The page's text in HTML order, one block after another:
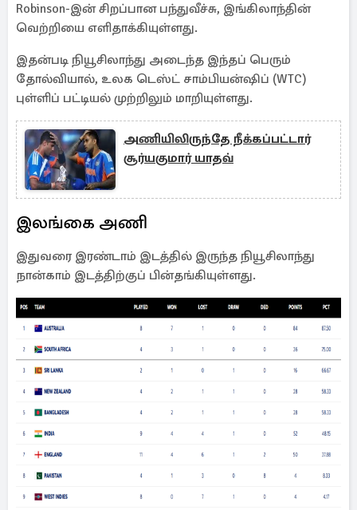
Robinson-இன் சிறப்பான பந்துவீச்சு, இங்கிலாந்தின்
வெற்றியை எளிதாக்கியுள்ளது.
இதன்படி நியூசிலாந்து அடைந்த இந்தப் பெரும்
தோல்வியால், உலக டெஸ்ட் சாம்பியன்ஷிப் (WTC)
புள்ளிப் பட்டியல் முற்றிலும் மாறியுள்ளது.
அணியிலிருந்தே நீக்கப்பட்டார்
சூர்யகுமார் யாதவ்
இலங்கை அணி
இதுவரை இரண்டாம் இடத்தில் இருந்த நியூசிலாந்து
நான்காம் இடத்திற்குப் பின்தங்கியுள்ளது.